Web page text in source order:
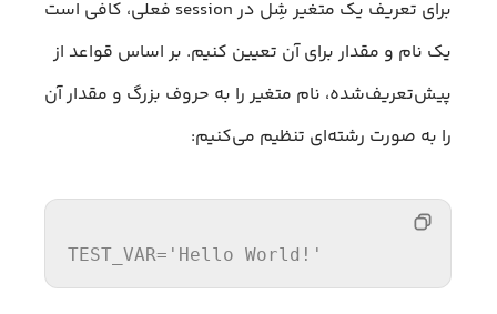
برای تعریف یک متغیر شِل در session فعلی، کافی است
یک نام و مقدار برای آن تعیین کنیم. بر اساس قواعد از
پیش‌تعریف‌شده، نام متغیر را به حروف بزرگ و مقدار آن
را به صورت رشته‌ای تنظیم می‌کنیم:
TEST_VAR= 'Hello World!'